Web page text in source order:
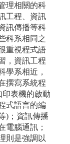
理相關的科
工程、資訊
訊傳播等科
科系相同之
重視程式語
，資訊工程
學系相近，
撰寫系統程
印表機的啟動
式語言的編
)；資訊傳播
電腦通訊；
則是強調以